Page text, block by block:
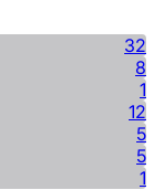
32
8
1
12
5
5
1